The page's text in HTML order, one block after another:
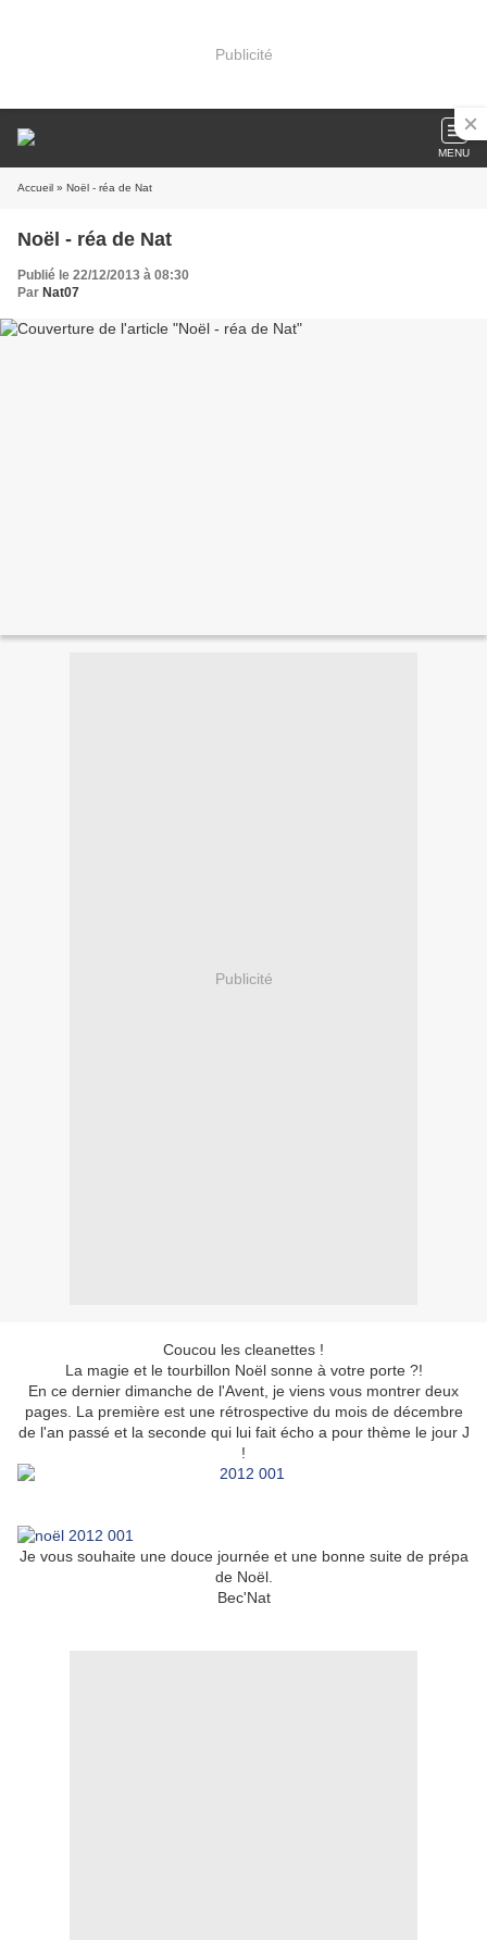
Publicité
MENU
Accueil » Noël - réa de Nat
Noël - réa de Nat
Publié le 22/12/2013 à 08:30
Par Nat07
Publicité
Coucou les cleanettes !
La magie et le tourbillon Noël sonne à votre porte ?!
En ce dernier dimanche de l'Avent, je viens vous montrer deux
pages. La première est une rétrospective du mois de décembre
de l'an passé et la seconde qui lui fait écho a pour thème le jour J
!
Je vous souhaite une douce journée et une bonne suite de prépa
de Noël.
Bec'Nat